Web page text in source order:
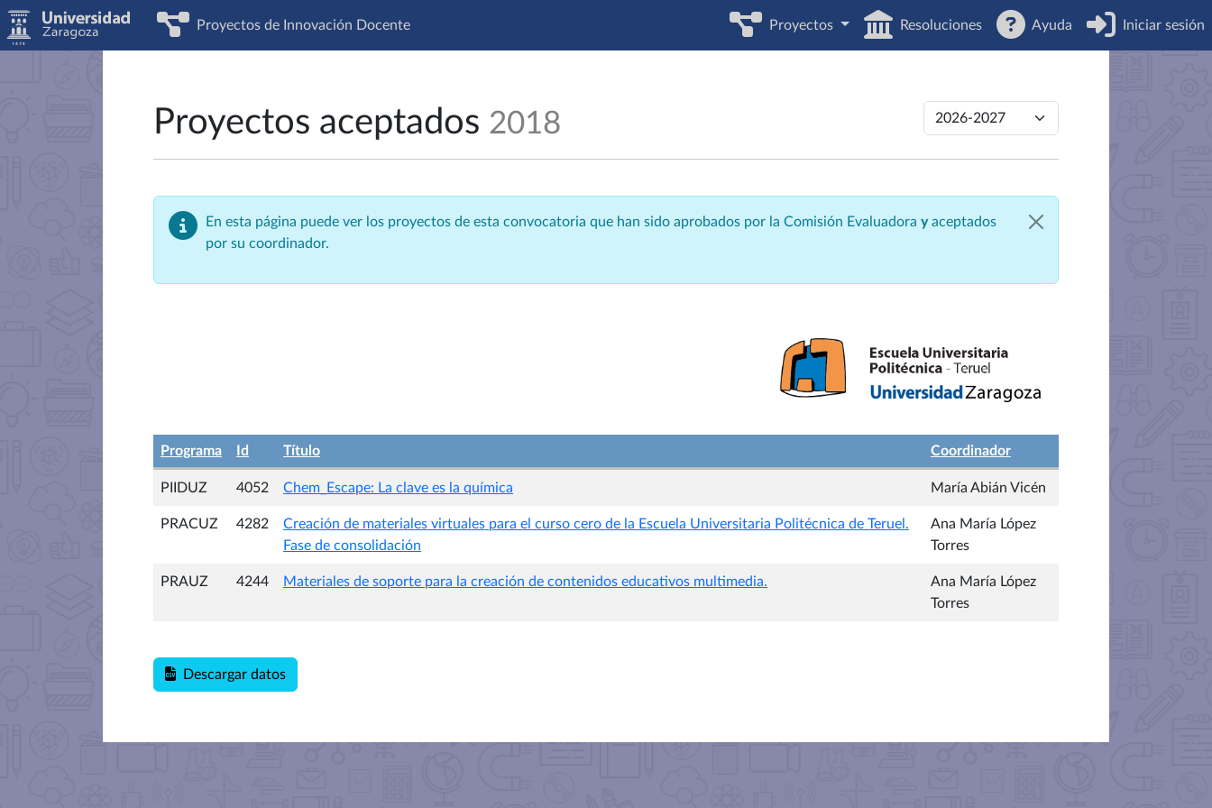
Proyectos de Innovación Docente Proyectos Resoluciones Ayuda Iniciar sesión
Proyectos aceptados 2018
En esta página puede ver los proyectos de esta convocatoria que han sido aprobados por la Comisión Evaluadora yaceptados
por su coordinador.
Programa Id Título Coordinador
PIIDUZ 4052 Chem_Escape: La clave es la química María Abián Vicén
PRACUZ 4282
Creación de materiales virtuales para el curso cero de la Escuela Universitaria Politécnica de Teruel.
Fase de consolidación
Ana María López
Torres
PRAUZ 4244 Materiales de soporte para la creación de contenidos educativos multimedia.
Ana María López
Torres
Descargar datos